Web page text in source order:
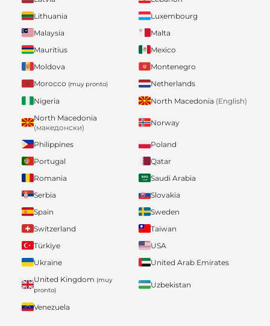
Lithuania
Luxembourg
Malaysia
Malta
Mauritius
Mexico
Moldova
Montenegro
Morocco (muy pronto)
Netherlands
Nigeria
North Macedonia (English)
North Macedonia
(македонски)
Norway
Philippines
Poland
Portugal
Qatar
Romania
Saudi Arabia
Serbia
Slovakia
Spain
Sweden
Switzerland
Taiwan
Türkiye
USA
Ukraine
United Arab Emirates
United Kingdom (muy
pronto)
Uzbekistan
Venezuela